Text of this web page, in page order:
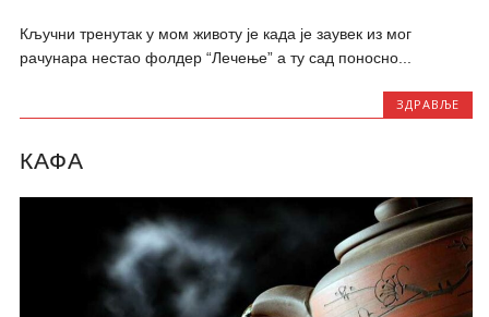
Кључни тренутак у мом животу је када је заувек из мог
рачунара нестао фолдер “Лечење” а ту сад поносно...
ЗДРАВЉЕ
КАФА